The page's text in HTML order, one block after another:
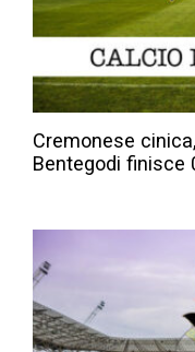
Cremonese
Bentegodi finisce